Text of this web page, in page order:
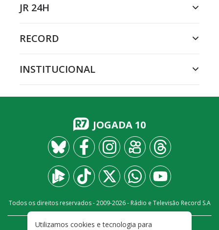
JR 24H
RECORD
INSTITUCIONAL
JOGADA 10
Todos os direitos reservados - 2009-2026- Rádio e Televisão Record S.A
Utilizamos cookies e tecnologia para